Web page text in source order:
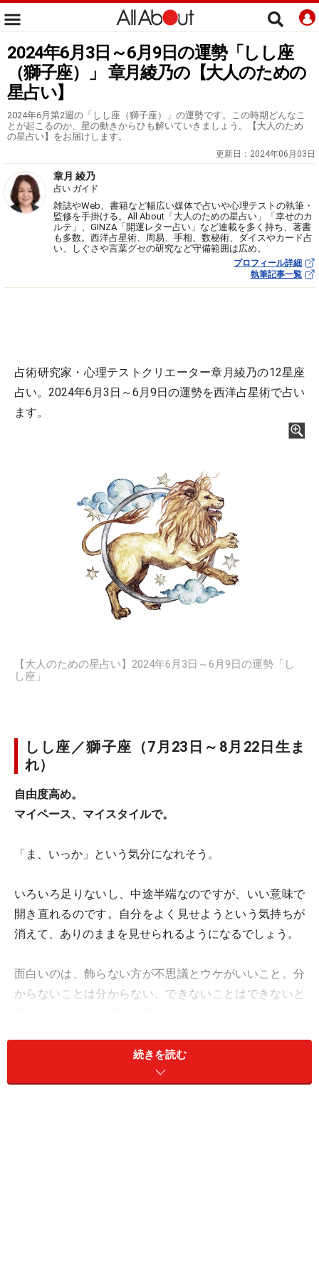
2024年6月3日～6月9日の運勢「しし座
（獅子座）」 章月綾乃の【大人のための
星占い】
2024年6月第2週の「しし座（獅子座）」の運勢です。この時期どんなこ
とが起こるのか、星の動きからひも解いていきましょう。【大人のため
の星占い】をお届けします。
更新日： 2024年06月03日
章月 綾乃
占い ガイド
雑誌やWeb、書籍など幅広い媒体で占いや心理テストの執筆・
監修を手掛ける。All About「大人のための星占い」「幸せのカ
ルテ」、GINZA「開運レター占い」など連載を多く持ち、著書
も多数。西洋占星術、周易、手相、数秘術、ダイスやカード占
い、しぐさや言葉グセの研究など守備範囲は広め。
プロフィール詳細
執筆記事一覧
占術研究家・心理テストクリエーター章月綾乃の12星座
占い。2024年6月3日～6月9日の運勢を西洋占星術で占い
ます。
【大人のための星占い】2024年6月3日～6月9日の運勢「し
し座」
しし座／獅子座（7月23日～8月22日生ま
れ）
自由度高め。
マイペース、マイスタイルで。
「ま、いっか」という気分になれそう。
いろいろ足りないし、中途半端なのですが、いい意味で
開き直れるのです。自分をよく見せようという気持ちが
消えて、ありのままを見せられるようになるでしょう。
面白いのは、飾らない方が不思議とウケがいいこと。分
からないことは分からない、できないことはできないと
体験に。見栄や体裁を捨てて、自然体でどうぞ。
続きを読む